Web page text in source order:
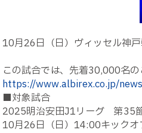
10月26日（日）ヴィッセル神
この試合では、先着30,000名
https://www.albirex.co.jp/
■対象試合
2025明治安田J1リーグ 第35
10月26日（日）14:00キック